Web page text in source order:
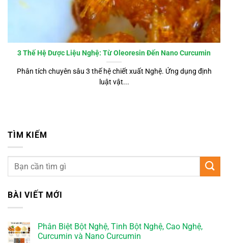
3 Thế Hệ Dược Liệu Nghệ: Từ Oleoresin Đến Nano Curcumin
Phân tích chuyên sâu 3 thế hệ chiết xuất Nghệ. Ứng dụng định
luật vật...
TÌM KIẾM
BÀI VIẾT MỚI
Phân Biệt Bột Nghệ, Tinh Bột Nghệ, Cao Nghệ,
Curcumin và Nano Curcumin